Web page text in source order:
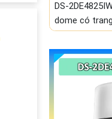
DS-
dome có